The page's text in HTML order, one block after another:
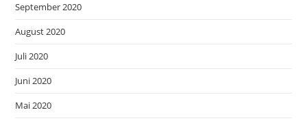
September 2020
August 2020
Juli 2020
Juni 2020
Mai 2020